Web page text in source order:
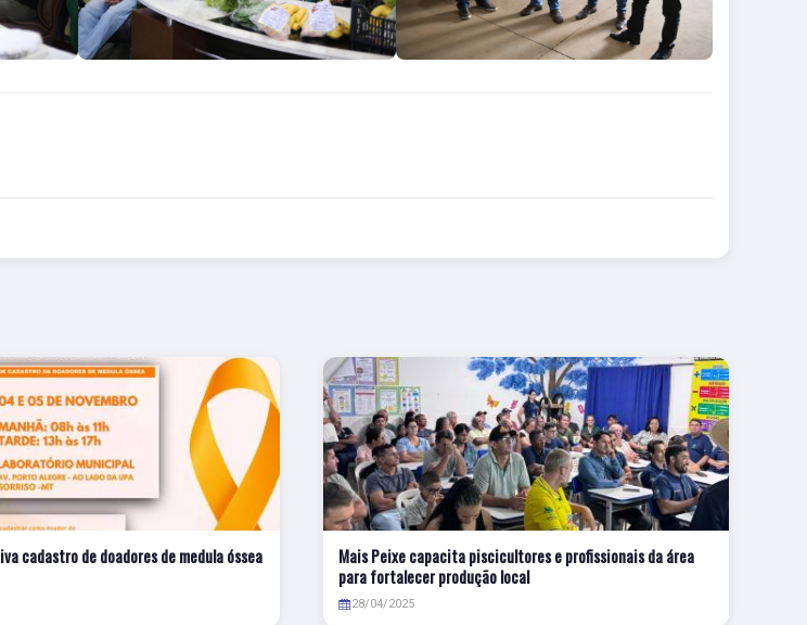
cadastro de doadores de medula óssea
Mais Peixe capacita piscicultores e profissionais da área
para fortalecer produção local
28/04/2025